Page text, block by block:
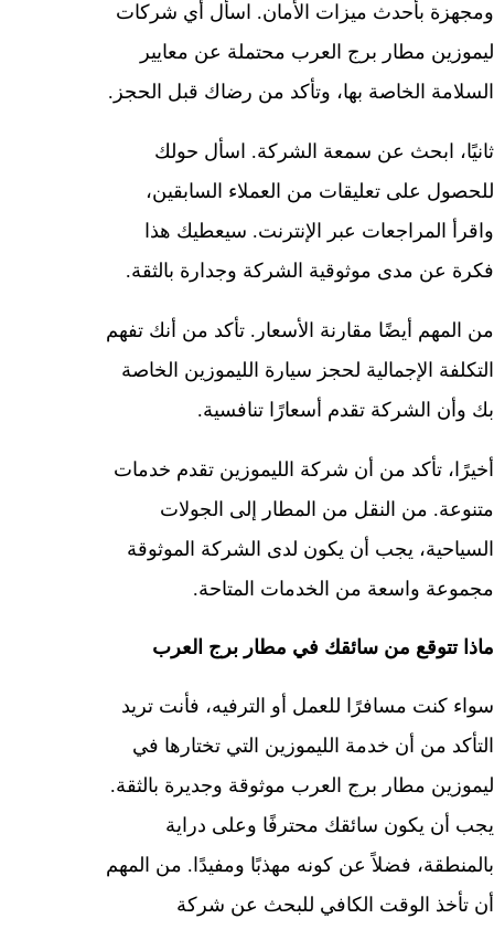
ومجهزة بأحدث ميزات الأمان. اسأل أي شركات
ليموزين مطار برج العرب محتملة عن معايير
السلامة الخاصة بها، وتأكد من رضاك ​​قبل الحجز.
ثانيًا، ابحث عن سمعة الشركة. اسأل حولك
للحصول على تعليقات من العملاء السابقين،
واقرأ المراجعات عبر الإنترنت. سيعطيك هذا
فكرة عن مدى موثوقية الشركة وجدارة بالثقة.
من المهم أيضًا مقارنة الأسعار. تأكد من أنك تفهم
التكلفة الإجمالية لحجز سيارة الليموزين الخاصة
بك وأن الشركة تقدم أسعارًا تنافسية.
أخيرًا، تأكد من أن شركة الليموزين تقدم خدمات
متنوعة. من النقل من المطار إلى الجولات
السياحية، يجب أن يكون لدى الشركة الموثوقة
مجموعة واسعة من الخدمات المتاحة.
ماذا تتوقع من سائقك في مطار برج العرب
سواء كنت مسافرًا للعمل أو الترفيه، فأنت تريد
التأكد من أن خدمة الليموزين التي تختارها في
ليموزين مطار برج العرب موثوقة وجديرة بالثقة.
يجب أن يكون سائقك محترفًا وعلى دراية
بالمنطقة، فضلاً عن كونه مهذبًا ومفيدًا. من المهم
أن تأخذ الوقت الكافي للبحث عن شركة